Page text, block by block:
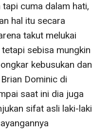
tapi cuma dalam hati,
hal itu secara
takut melukai
sebisa mungkin
kebusukan dan
Dominic di
saat ini dia juga
sifat asli laki-laki